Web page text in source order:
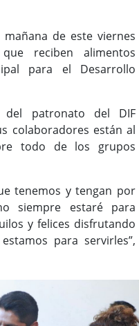
de este viernes
reciben alimentos
para el Desarrollo
patronato del DIF
colaboradores están al
todo de los grupos
tenemos y tengan por
siempre estaré para
y felices disfrutando
para servirles”,